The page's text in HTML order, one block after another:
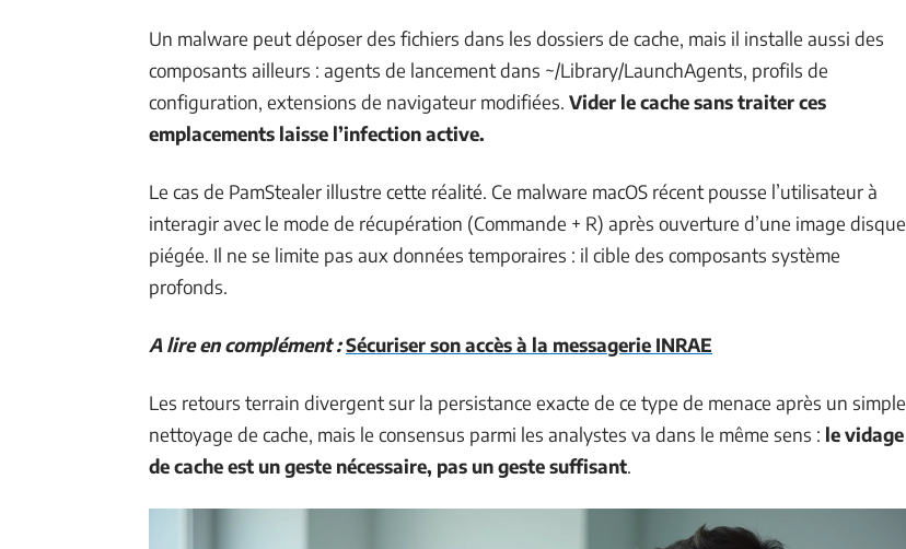
Un malware peut déposer des fichiers dans les dossiers de cache, mais il installe aussi des
composants ailleurs : agents de lancement dans ~/Library/LaunchAgents, profils de
configuration, extensions de navigateur modifiées. Vider le cache sans traiter ces
emplacements laisse l’infection active.
Le cas de PamStealer illustre cette réalité. Ce malware macOS récent pousse l’utilisateur à
interagir avec le mode de récupération (Commande + R) après ouverture d’une image disque
piégée. Il ne se limite pas aux données temporaires : il cible des composants système
profonds.
A lire en complément :Sécuriser son accès à la messagerie INRAE
Les retours terrain divergent sur la persistance exacte de ce type de menace après un simple
nettoyage de cache, mais le consensus parmi les analystes va dans le même sens : le vidage
de cache est un geste nécessaire, pas un geste suffisant.